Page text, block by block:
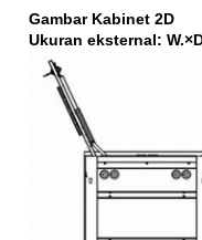
Gambar Kabinet 2D
Ukuran eksternal: W.×